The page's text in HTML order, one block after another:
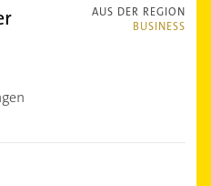
AUS DER REGION
BUSINESS